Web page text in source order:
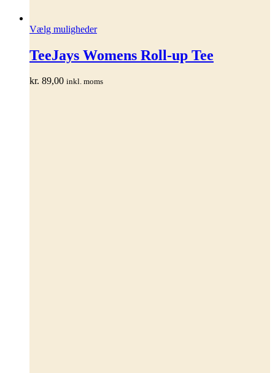
Vælg mulighederDette
har
flere
Mulighederne
TeeJays Womens Roll-up Tee
kr. 89,00 inkl. moms